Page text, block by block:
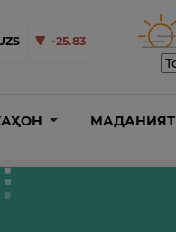
-25.83
МАДАНИЯТ